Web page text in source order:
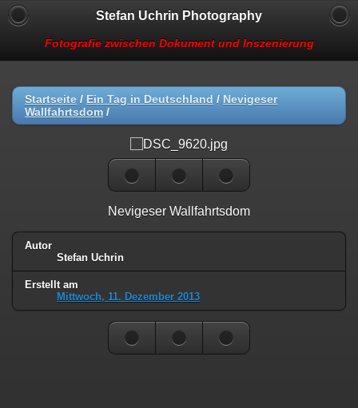
Stefan Uchrin Photography
Fotografie zwischen Dokument und Inszenierung
Startseite / Ein Tag in Deutschland / Nevigeser
Wallfahrtsdom /
Nevigeser Wallfahrtsdom
Autor
Stefan Uchrin
Erstellt am
Mittwoch, 11. Dezember 2013